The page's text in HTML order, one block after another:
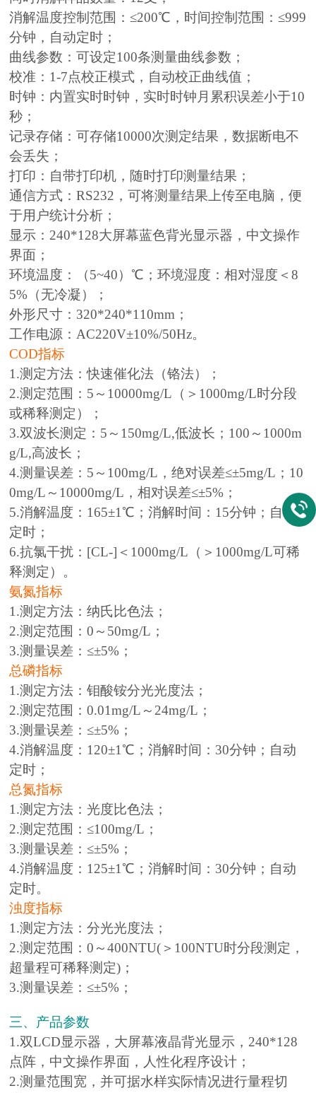
消解温度控制范围：≤200℃，时间控制范围：≤999
分钟，自动定时；
曲线参数：可设定100条测量曲线参数；
校准：1-7点校正模式，自动校正曲线值；
时钟：内置实时时钟，实时时钟月累积误差小于10
秒；
记录存储：可存储10000次测定结果，数据断电不
会丢失；
打印：自带打印机，随时打印测量结果；
通信方式：RS232，可将测量结果上传至电脑，便
于用户统计分析；
显示：240*128大屏幕蓝色背光显示器，中文操作
界面；
环境温度：（5~40）℃；环境湿度：相对湿度＜8
5%（无冷凝）；
外形尺寸：320*240*110mm；
工作电源：AC220V±10%/50Hz。
COD指标
1.测定方法：快速催化法（铬法）；
2.测定范围：5～10000mg/L（＞1000mg/L时分段
或稀释测定）；
3.双波长测定：5～150mg/L,低波长；100～1000m
g/L,高波长；
4.测量误差：5～100mg/L，绝对误差≤±5mg/L；10
0mg/L～10000mg/L，相对误差≤±5%；
5.消解温度：165±1℃；消解时间：15分钟；自动
定时；
6.抗氯干扰：[CL-]＜1000mg/L（＞1000mg/L可稀
释测定）。
氨氮指标
1.测定方法：纳氏比色法；
2.测定范围：0～50mg/L；
3.测量误差：≤±5%；
总磷指标
1.测定方法：钼酸铵分光光度法；
2.测定范围：0.01mg/L～24mg/L；
3.测量误差：≤±5%；
4.消解温度：120±1℃；消解时间：30分钟；自动
定时；
总氮指标
1.测定方法：光度比色法；
2.测定范围：≤100mg/L；
3.测量误差：≤±5%；
4.消解温度：125±1℃；消解时间：30分钟；自动
定时。
浊度指标
1.测定方法：分光光度法；
2.测定范围：0～400NTU(＞100NTU时分段测定，
超量程可稀释测定)；
3.测量误差：≤±5%；
三、产品参数
1.双LCD显示器，大屏幕液晶背光显示，240*128
点阵，中文操作界面，人性化程序设计；
2.测量范围宽，并可据水样实际情况进行量程切